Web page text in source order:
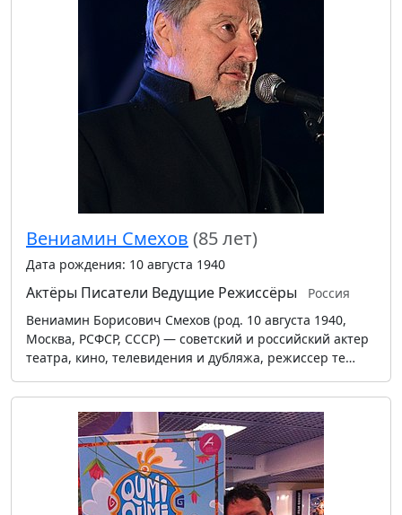
Вениамин Смехов (85 лет)
Дата рождения: 10 августа 1940
Актёры Писатели Ведущие Режиссёры
Россия
Вениамин Борисович Смехов (род. 10 августа 1940,
Москва, РСФСР, СССР) — советский и российский актер
театра, кино, телевидения и дубляжа, режиссер те…